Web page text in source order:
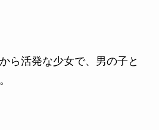
ら活発な少女で、男の子と